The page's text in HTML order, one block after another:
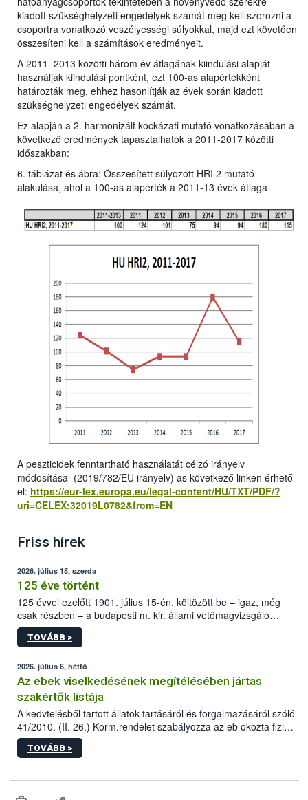
kiadott szükséghelyzeti engedélyek számát meg kell szorozni a
csoportra vonatkozó veszélyességi súlyokkal, majd ezt követően
összesíteni kell a számítások eredményeit.
A 2011–2013 közötti három év átlagának kiindulási alapját
használják kiindulási pontként, ezt 100-as alapértékként
határozták meg, ehhez hasonlítják az évek során kiadott
szükséghelyzeti engedélyek számát.
Ez alapján a 2. harmonizált kockázati mutató vonatkozásában a
következő eredmények tapasztalhatók a 2011-2017 közötti
időszakban:
6. táblázat és ábra: Összesített súlyozott HRI 2 mutató
alakulása, ahol a 100-as alapérték a 2011-13 évek átlaga
A peszticidek fenntartható használatát célzó irányelv
módosítása (2019/782/EU irányelv) as következő linken érhető
el: https://eur-lex.europa.eu/legal-content/HU/TXT/PDF/?
uri=CELEX:32019L0782&from=EN
Friss hírek
2026. július 15, szerda
125 éve történt
125 évvel ezelőtt 1901. július 15-én, költözött be – igaz, még
csak részben – a budapesti m. kir. állami vetőmagvizsgáló
állomás a Kis Rókus utca 15. szám alatti, Czigler Győző által
tervezett új épületébe.
TOVÁBB >
2026. július 6, hétfő
Az ebek viselkedésének megítélésében jártas
szakértők listája
A kedvtelésből tartott állatok tartásáról és forgalmazásáról szóló
41/2010. (II. 26.) Korm.rendelet szabályozza az eb okozta fizikai
sérülés, illetve ennek veszélye keletkezésekor felmerülő
hatósági feladatokat, valamint a veszélyes eb tartását és annak
vonni az ebek viselkedésének megítélésében jártas szakértőt.
TOVÁBB >